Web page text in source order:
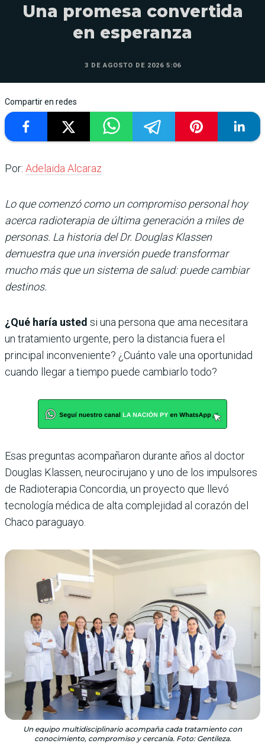
Una promesa convertida
en esperanza
3 DE AGOSTO DE 2026 5:06
Compartir en redes
Por: Adelaida Alcaraz
Lo que comenzó como un compromiso personal hoy
acerca radioterapia de última generación a miles de
personas. La historia del Dr. Douglas Klassen
demuestra que una inversión puede transformar
mucho más que un sistema de salud: puede cambiar
destinos.
¿Qué haría usted si una persona que ama necesitara
un tratamiento urgente, pero la distancia fuera el
principal inconveniente? ¿Cuánto vale una oportunidad
cuando llegar a tiempo puede cambiarlo todo?
Esas preguntas acompañaron durante años al doctor
Douglas Klassen, neurocirujano y uno de los impulsores
de Radioterapia Concordia, un proyecto que llevó
tecnología médica de alta complejidad al corazón del
Chaco paraguayo.
Un equipo multidisciplinario acompaña cada tratamiento con
conocimiento, compromiso y cercanía. Foto: Gentileza.